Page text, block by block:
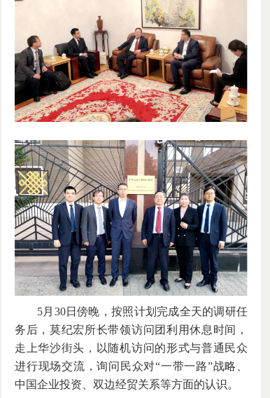
5月30日傍晚，按照计划完成全天的调研任
务后，莫纪宏所长带领访问团利用休息时间，
走上华沙街头，以随机访问的形式与普通民众
进行现场交流，询问民众对“一带一路”战略、
中国企业投资、双边经贸关系等方面的认识。